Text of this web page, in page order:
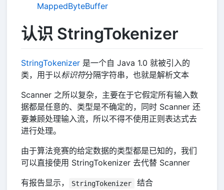
MappedByteBuffer
认识 StringTokenizer
StringTokenizer 是一个自 Java 1.0 就被引入的
类，用于以标识符分隔字符串，也就是解析文本
Scanner 之所以复杂，主要在于它假定所有输入数
据都是任意的、类型是不确定的，同时 Scanner 还
要兼顾处理输入流，所以不得不使用正则表达式去
进行处理。
由于算法竞赛的给定数据的类型都是已知的，我们
可以直接使用 StringTokenizer 去代替 Scanner
有报告显示，
StringTokenizer
结合